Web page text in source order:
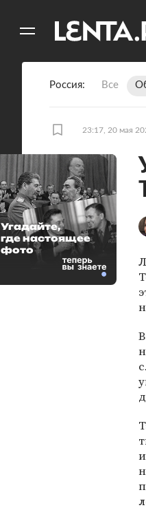
Россия Все
23:17, 20 мая
Угадайте,
где настоящее
фото